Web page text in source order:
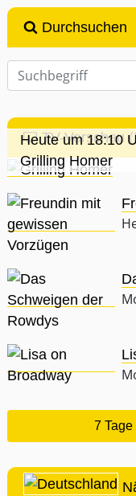
Durchsuchen
TV-Vorschau
Heute um 18:10
Grilling Homer
7